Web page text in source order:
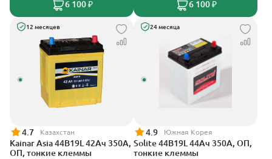
6 100 ₽ 6 100 ₽
12 месяцев
4.7 Казахстан
Kainar Asia 44B19L 42Ач 350А,
ОП, тонкие клеммы
24 месяца
4.9 Южная Корея
Solite 44B19L 44Ач 350А, ОП,
тонкие клеммы